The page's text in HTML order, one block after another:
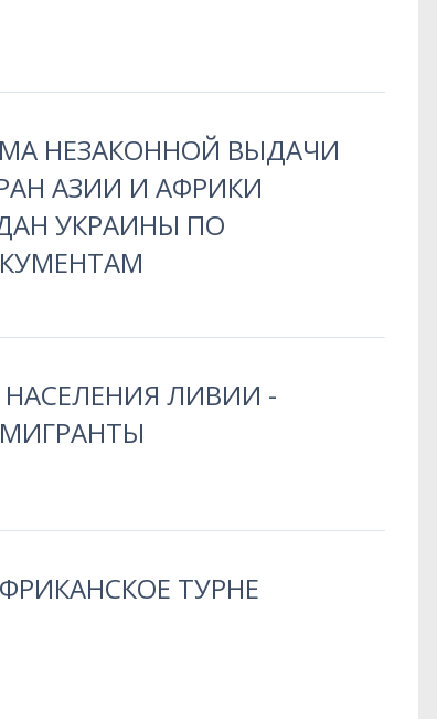
НЕЗАКОННОЙ ВЫДАЧИ
АЗИИ И АФРИКИ
УКРАИНЫ ПО
НАСЕЛЕНИЯ ЛИВИИ -
ТУРНЕ